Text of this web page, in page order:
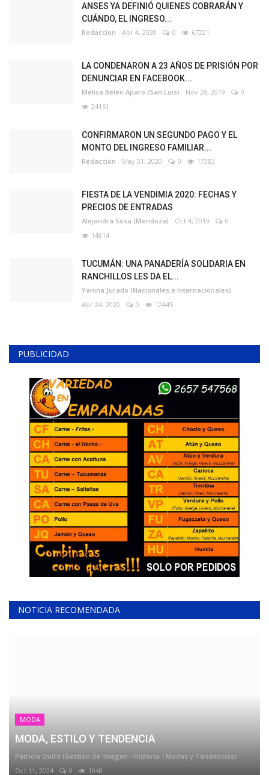
ANSES YA DEFINIÓ QUIENES COBRARÁN Y
CUÁNDO, EL INGRESO...
Redaccion Abr 4, 2020 0 67221
LA CONDENARON A 23 AÑOS DE PRISIÓN POR
DENUNCIAR EN FACEBOOK...
Melisa Belén Aparo (San Luis) Nov 28, 2019
0
24161
CONFIRMARON UN SEGUNDO PAGO Y EL
MONTO DEL INGRESO FAMILIAR...
Redaccion May 31, 2020 0 17383
FIESTA DE LA VENDIMIA 2020: FECHAS Y
PRECIOS DE ENTRADAS
Alejandra Sosa (Mendoza) Oct 4, 2019
0
14814
TUCUMÁN: UNA PANADERÍA SOLIDARIA EN
RANCHILLOS LES DA EL...
Yanina Jurado (Nacionales e Internacionales)
Abr 24, 2020
0 12445
PUBLICIDAD
NOTICIA RECOMENDADA
MODA
MODA, ESTILO Y TENDENCIA
Patricia Quilis (Gestión de Imagen - Historia - Modas y Tendencias)
Oct 11, 2024
0 1048